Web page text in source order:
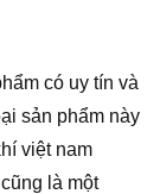
có uy tín và
sản phẩm này
việt nam
là một